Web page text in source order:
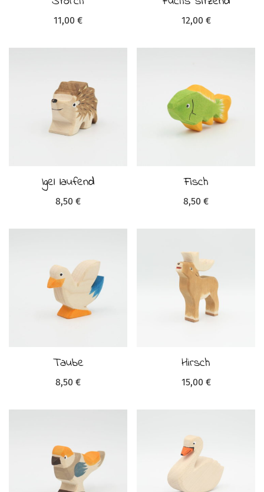
11,00 € 12,00 €
Igel laufend
8,50 €
Fisch
8,50 €
Taube
8,50 €
Hirsch
15,00 €